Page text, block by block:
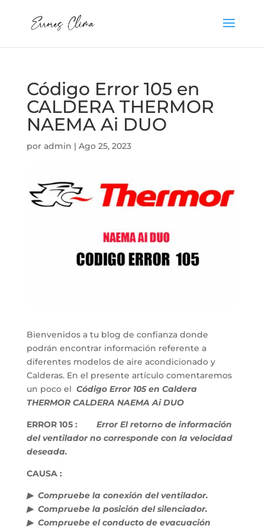
Código Error 105 en
CALDERA THERMOR
NAEMA Ai DUO
por admin | Ago 25, 2023
Bienvenidos a tu blog de confianza donde
podrán encontrar información referente a
diferentes modelos de aire acondicionado y
Calderas. En el presente artículo comentaremos
un poco el Código Error 105 en Caldera
THERMOR CALDERA NAEMA Ai DUO
ERROR 105 :
Error El retorno de información
del ventilador no corresponde con la velocidad
deseada.
CAUSA :
▶ Compruebe la conexión del ventilador.
▶ Compruebe la posición del silenciador.
▶ Compruebe el conducto de evacuación